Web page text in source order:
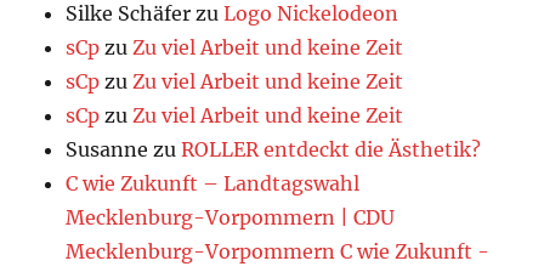
Silke Schäfer zuLogo Nickelodeon
sCp zuZu viel Arbeit und keine Zeit
sCp zuZu viel Arbeit und keine Zeit
sCp zuZu viel Arbeit und keine Zeit
Susanne zuROLLER entdeckt die Ästhetik?
C wie Zukunft – Landtagswahl
Mecklenburg-Vorpommern | CDU
Mecklenburg-Vorpommern C wie Zukunft -